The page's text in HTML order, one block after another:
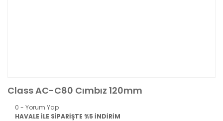
Class AC-C80 Cımbız 120mm
0 - Yorum Yap
HAVALE İLE SİPARİŞTE %5 İNDİRİM